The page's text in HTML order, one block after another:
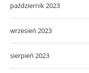
październik 2023
wrzesień 2023
sierpień 2023